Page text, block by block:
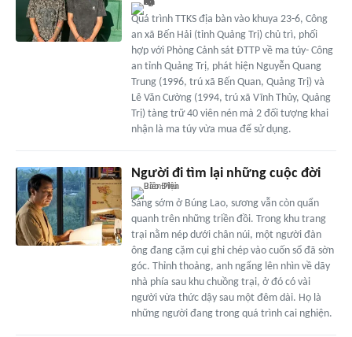
Quá trình TTKS địa bàn vào khuya 23-6, Công
an xã Bến Hải (tỉnh Quảng Trị) chủ trì, phối
hợp với Phòng Cảnh sát ĐTTP về ma túy- Công
an tỉnh Quảng Trị, phát hiện Nguyễn Quang
Trung (1996, trú xã Bến Quan, Quảng Trị) và
Lê Văn Cường (1994, trú xã Vĩnh Thủy, Quảng
Trị) tàng trữ 40 viên nén mà 2 đối tượng khai
nhận là ma túy vừa mua để sử dụng.
Người đi tìm lại những cuộc đời
Sáng sớm ở Búng Lao, sương vẫn còn quẩn
quanh trên những triền đồi. Trong khu trang
trại nằm nép dưới chân núi, một người đàn
ông đang cặm cụi ghi chép vào cuốn sổ đã sờn
góc. Thỉnh thoảng, anh ngẩng lên nhìn về dãy
nhà phía sau khu chuồng trại, ở đó có vài
người vừa thức dậy sau một đêm dài. Họ là
những người đang trong quá trình cai nghiện.